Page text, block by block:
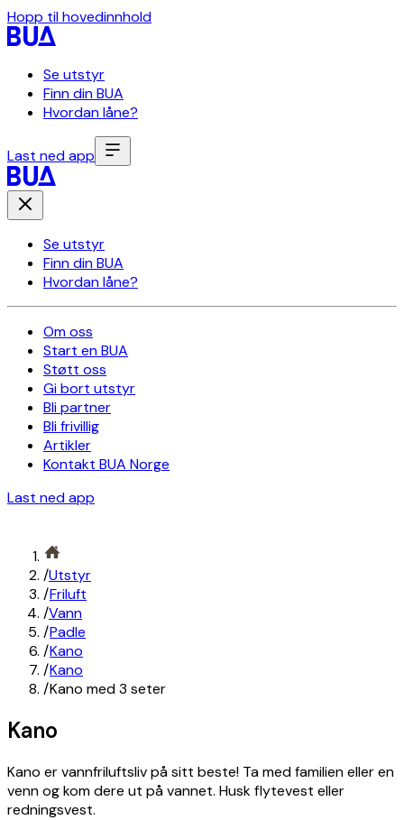
Hopp til hovedinnhold
Se utstyr
Finn din BUA
Hvordan låne?
Last ned app
Se utstyr
Finn din BUA
Hvordan låne?
Om oss
Start en BUA
Støtt oss
Gi bort utstyr
Bli partner
Bli frivillig
Artikler
Kontakt BUA Norge
Last ned app
/Utstyr
/Friluft
/Vann
/Padle
/Kano
/Kano
/Kano med 3 seter
Kano
Kano er vannfriluftsliv på sitt beste! Ta med familien eller en
venn og kom dere ut på vannet. Husk flytevest eller
redningsvest.